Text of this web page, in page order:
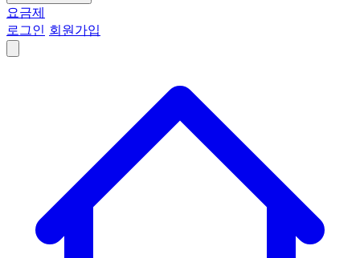
요금제
로그인 회원가입